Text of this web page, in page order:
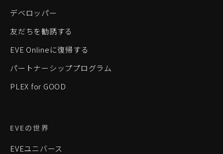
デベロッパー
友だちを勧誘する
EVE Onlineに復帰する
パートナーシッププログラム
PLEX for GOOD
EVEの世界
EVEユニバース